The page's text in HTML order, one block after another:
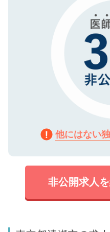
他にはない
非公開求人